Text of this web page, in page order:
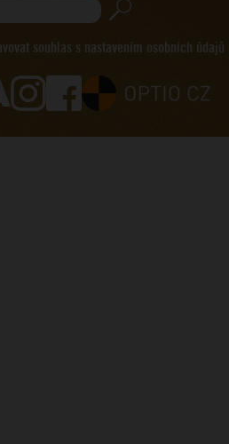
souhlas s nastavením osobních údajů